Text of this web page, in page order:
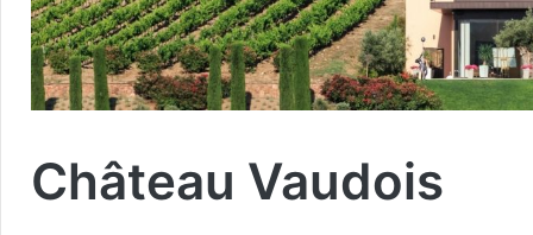
Château Vaudois